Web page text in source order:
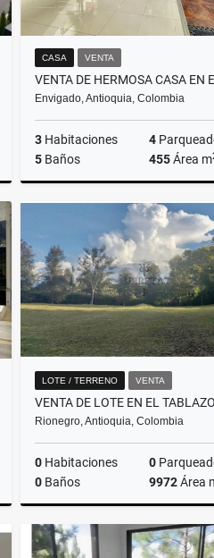
CASA VENTA
Envigado, Antioquia, Colombia
3 Habitaciones 4
5 Baños 455Área m
$2.890.000.000
LOTE / TERRENO VENTA
Rionegro, Antioquia, Colombia
0 Habitaciones 0
0 Baños 9972Área
$1.900.000.000